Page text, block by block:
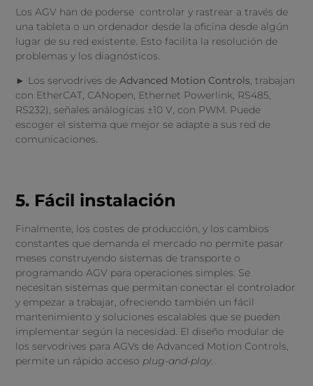
Los AGV han de poderse controlar y rastrear a través de
una tableta o un ordenador desde la oficina desde algún
lugar de su red existente. Esto facilita la resolución de
problemas y los diagnósticos.
► Los servodrives deAdvanced Motion Controls, trabajan
con EtherCAT, CANopen, Ethernet Powerlink, RS485,
RS232), señales análogicas ±10 V, con PWM. Puede
escoger el sistema que mejor se adapte a sus red de
comunicaciones.
5. Fácil instalación
Finalmente, los costes de producción, y los cambios
constantes que demanda el mercado no permite pasar
meses construyendo sistemas de transporte o
programando AGV para operaciones simples. Se
necesitan sistemas que permitan conectar el controlador
y empezar a trabajar, ofreciendo también un fácil
mantenimiento y soluciones escalables que se pueden
implementar según la necesidad. El diseño modular de
los servodrives para AGVs de Advanced Motion Controls,
permite un rápido acceso plug-and-play.